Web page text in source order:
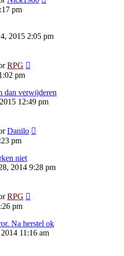
pm
2015 2:05 pm
RPG
pm
dan verwijderen
12:49 pm
Danilo
pm
niet
2014 9:28 pm
RPG
pm
Na herstel ok
11:16 am